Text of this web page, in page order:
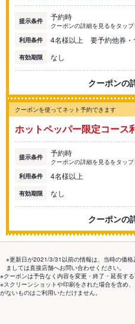
提示条件 予約時
クーポンの詳細を見るをタッ
利用条件
4名様以上 要予約他券・
有効期限 なし
クーポンの
クーポンを使ってネット予約できます
ホットペッパー限定コース
提示条件 予約時
クーポンの詳細を見るをタッ
利用条件
4名様以上
有効期限 なし
クーポンの
※更新日が2021/3/31以前の情報は、当時の価
ましては直接店舗へお問い合わせください。
※クーポンは予告なく内容を変更・終了・延長する
※スクリーンショットや印刷をされた場合を含め
がないものはご利用いただけません。